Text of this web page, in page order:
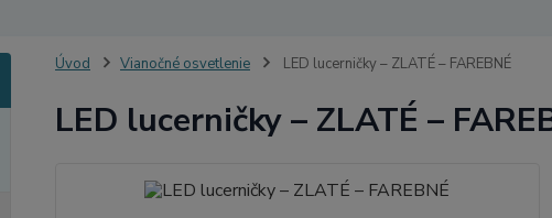
Úvod Vianočné osvetlenie LED lucerničky – ZLATÉ – FAREBNÉ
LED lucerničky – ZLATÉ –